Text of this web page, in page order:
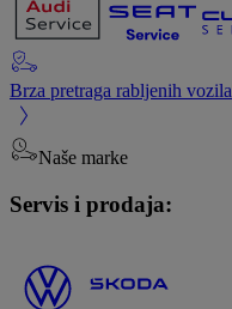
Brza pretraga rabljenih vozila
Naše marke
Servis i prodaja: